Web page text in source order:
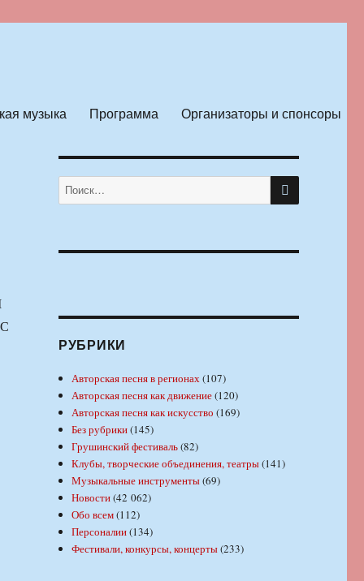
музыка Программа Организаторы и спонсоры
Искать: ПОИСК
РУБРИКИ
Авторская песня в регионах(107)
Авторская песня как движение(120)
Авторская песня как искусство (169)
Без рубрики(145)
Грушинский фестиваль(82)
Клубы, творческие объединения, театры(141)
Музыкальные инструменты(69)
Новости(42 062)
Обо всем(112)
Персоналии(134)
Фестивали, конкурсы, концерты(233)